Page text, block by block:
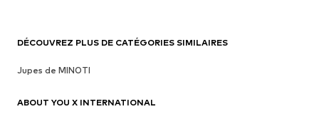
DÉCOUVREZ PLUS DE CATÉGORIES SIMILAIRES
Jupes de MINOTI
ABOUT YOU X INTERNATIONAL